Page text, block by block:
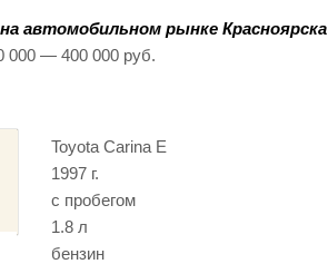
автомобильном рынке Красноярска
000 — 400 000 руб.
Toyota Carina E
1997 г.
с пробегом
1.8 л
бензин